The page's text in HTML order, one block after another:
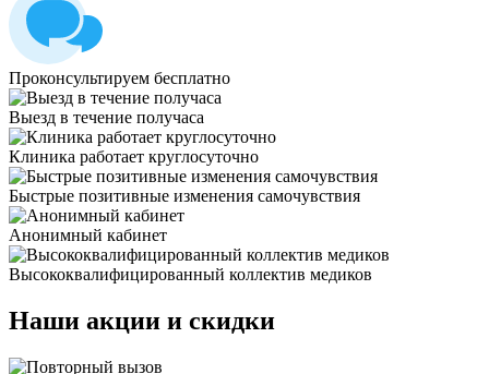
Проконсультируем бесплатно
Выезд в течение получаса
Клиника работает круглосуточно
Быстрые позитивные изменения самочувствия
Анонимный кабинет
Высококвалифицированный коллектив медиков
Наши акции и скидки